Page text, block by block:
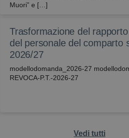
Muori” e […]
Trasformazione del
del personale del comparto
2026/27
modellodomanda_2026-27
REVOCA-P.T.-2026-27
Vedi tutti